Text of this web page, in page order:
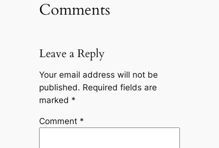
Comments
Leave a Reply
Your email address will not be
published. Required fields are
marked *
Comment *